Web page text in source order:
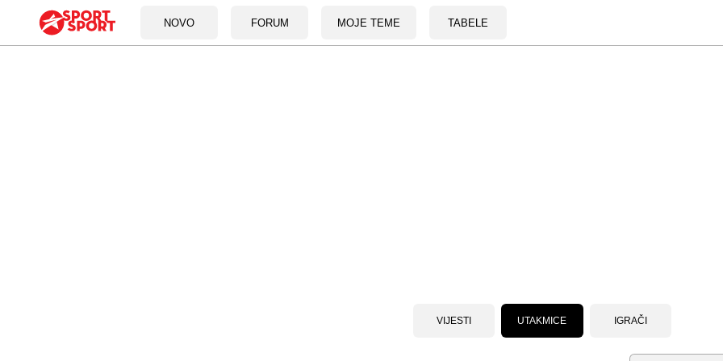
NOVO FORUM MOJE TEME TABELE
VIJESTI UTAKMICE IGRAČI